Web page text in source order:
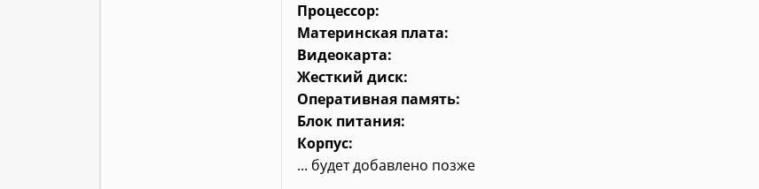
Процессор:
Материнская плата:
Видеокарта:
Жесткий диск:
Оперативная память:
Блок питания:
Корпус:
... будет добавлено позже